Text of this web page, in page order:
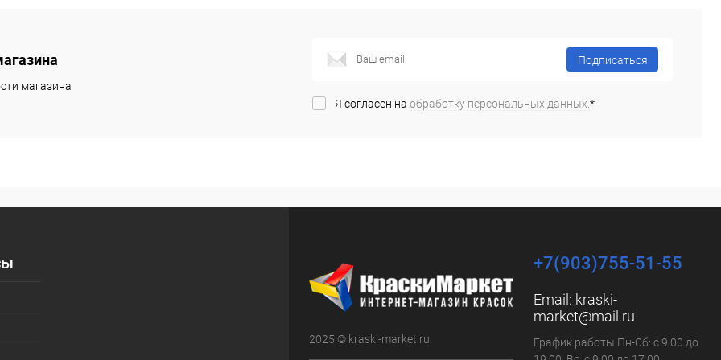
магазина
Подписаться
Я согласен на обработку персональных данных. *
2025 © kraski-market.ru
+7(903)755-51-55
Email: kraski-
market@mail.ru
График работы Пн-Сб: с 9:00 до